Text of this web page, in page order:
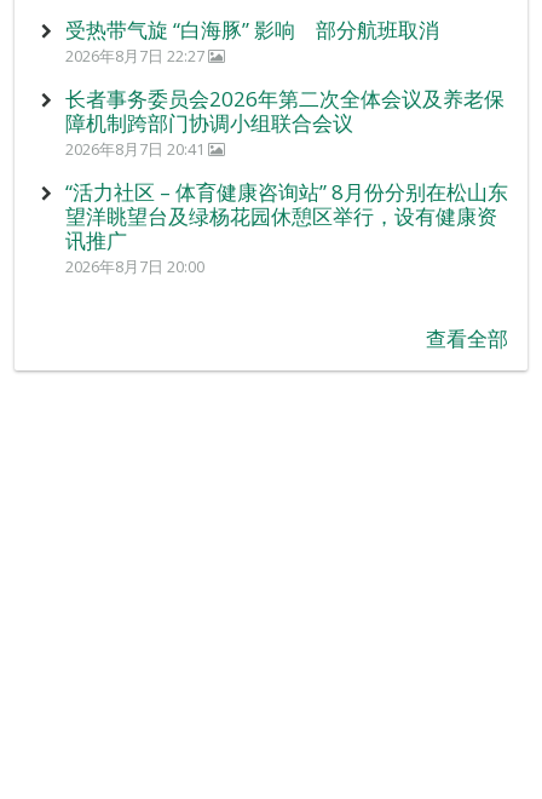
受热带气旋 “白海豚” 影响 部分航班取消
2026年8月7日 22:27
长者事务委员会2026年第二次全体会议及养老保
障机制跨部门协调小组联合会议
2026年8月7日 20:41
“活力社区 – 体育健康咨询站” 8月份分别在松山东
望洋眺望台及绿杨花园休憩区举行，设有健康资
讯推广
2026年8月7日 20:00
查看全部